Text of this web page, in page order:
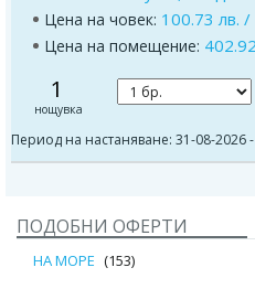
Цена на човек: 100.73 лв.
Цена на помещение:
1
нощувка
Период на настаняване: 31-08-2026
ПОДОБНИ ОФЕРТИ
НА МОРЕ (153)